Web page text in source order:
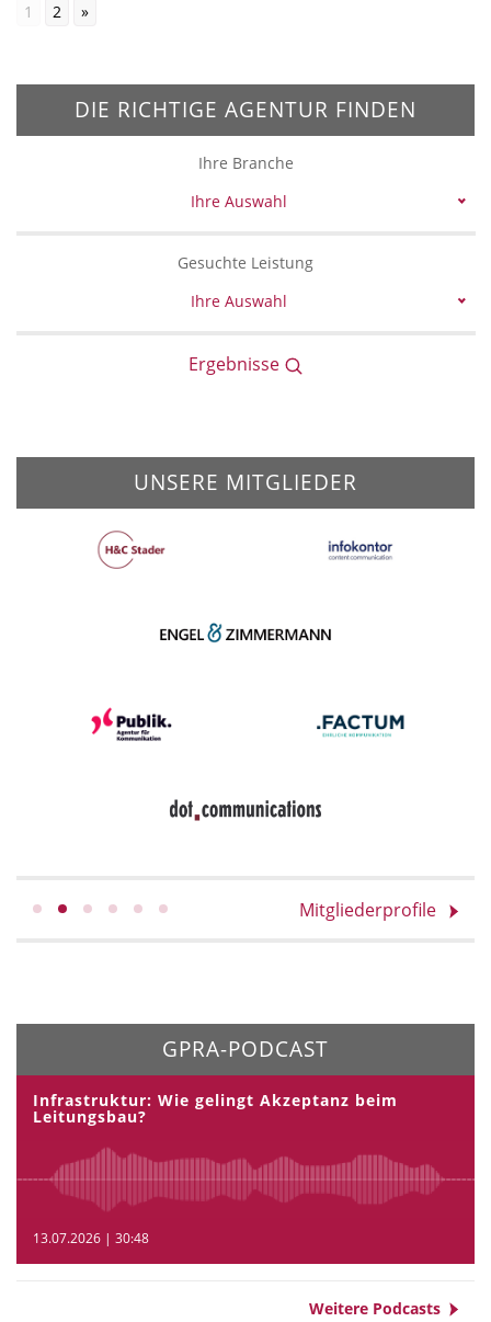
1 2 »
DIE RICHTIGE AGENTUR FINDEN
Ihre Branche
Ihre Auswahl
Gesuchte Leistung
Ihre Auswahl
Ergebnisse
UNSERE MITGLIEDER
Mitgliederprofile
GPRA-PODCAST
Infrastruktur: Wie gelingt Akzeptanz beim
Leitungsbau?
13.07.2026 | 30:48
Weitere Podcasts